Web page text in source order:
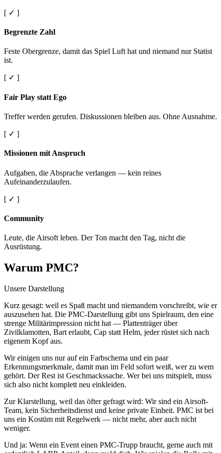
[ ✓ ]
Begrenzte Zahl
Feste Obergrenze, damit das Spiel Luft hat und niemand nur Statist
ist.
[ ✓ ]
Fair Play statt Ego
Treffer werden gerufen. Diskussionen bleiben aus. Ohne Ausnahme.
[ ✓ ]
Missionen mit Anspruch
Aufgaben, die Absprache verlangen — kein reines
Aufeinanderzulaufen.
[ ✓ ]
Community
Leute, die Airsoft leben. Der Ton macht den Tag, nicht die
Ausrüstung.
Warum PMC?
Unsere Darstellung
Kurz gesagt: weil es Spaß macht und niemandem vorschreibt, wie er
auszusehen hat. Die PMC-Darstellung gibt uns Spielraum, den eine
strenge Militärimpression nicht hat — Plattenträger über
Zivilklamotten, Bart erlaubt, Cap statt Helm, jeder rüstet sich nach
eigenem Kopf aus.
Wir einigen uns nur auf ein Farbschema und ein paar
Erkennungsmerkmale, damit man im Feld sofort weiß, wer zu wem
gehört. Der Rest ist Geschmackssache. Wer bei uns mitspielt, muss
sich also nicht komplett neu einkleiden.
Zur Klarstellung, weil das öfter gefragt wird: Wir sind ein Airsoft-
Team, kein Sicherheitsdienst und keine private Einheit. PMC ist bei
uns ein Kostüm mit Regelwerk — nicht mehr, aber auch nicht
weniger.
Und ja: Wenn ein Event einen PMC-Trupp braucht, gerne auch mit